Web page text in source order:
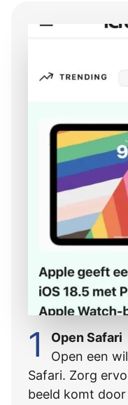
1
Open Safari
Open een
Safari. Zorg
beeld komt